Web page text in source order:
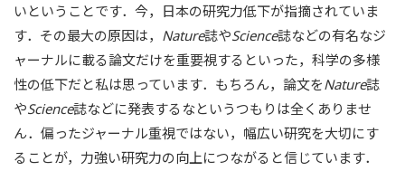
いということです．今，日本の研究力低下が指摘されていま
す．その最大の原因は， Nature誌やScience誌などの有名なジ
ャーナルに載る論文だけを重要視するといった，科学の多様
性の低下だと私は思っています．もちろん，論文をNature誌
やScience誌などに発表するなというつもりは全くありませ
ん．偏ったジャーナル重視ではない，幅広い研究を大切にす
ることが，力強い研究力の向上につながると信じています．